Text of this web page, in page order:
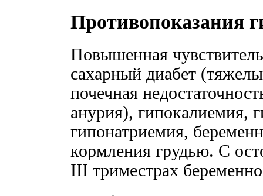
Противопоказания
Повышенная
сахарный диабет
почечная
анурия), гипокалиемия,
гипонатриемия,
кормления грудью. С
III триместрах